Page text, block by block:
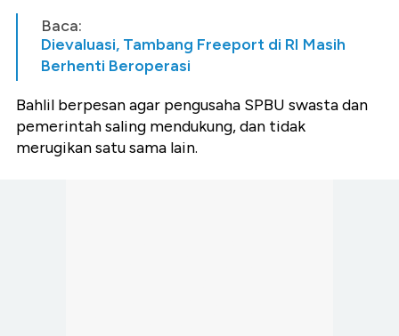
Baca:
Dievaluasi, Tambang Freeport di RI Masih
Berhenti Beroperasi
Bahlil berpesan agar pengusaha SPBU swasta dan
pemerintah saling mendukung, dan tidak
merugikan satu sama lain.